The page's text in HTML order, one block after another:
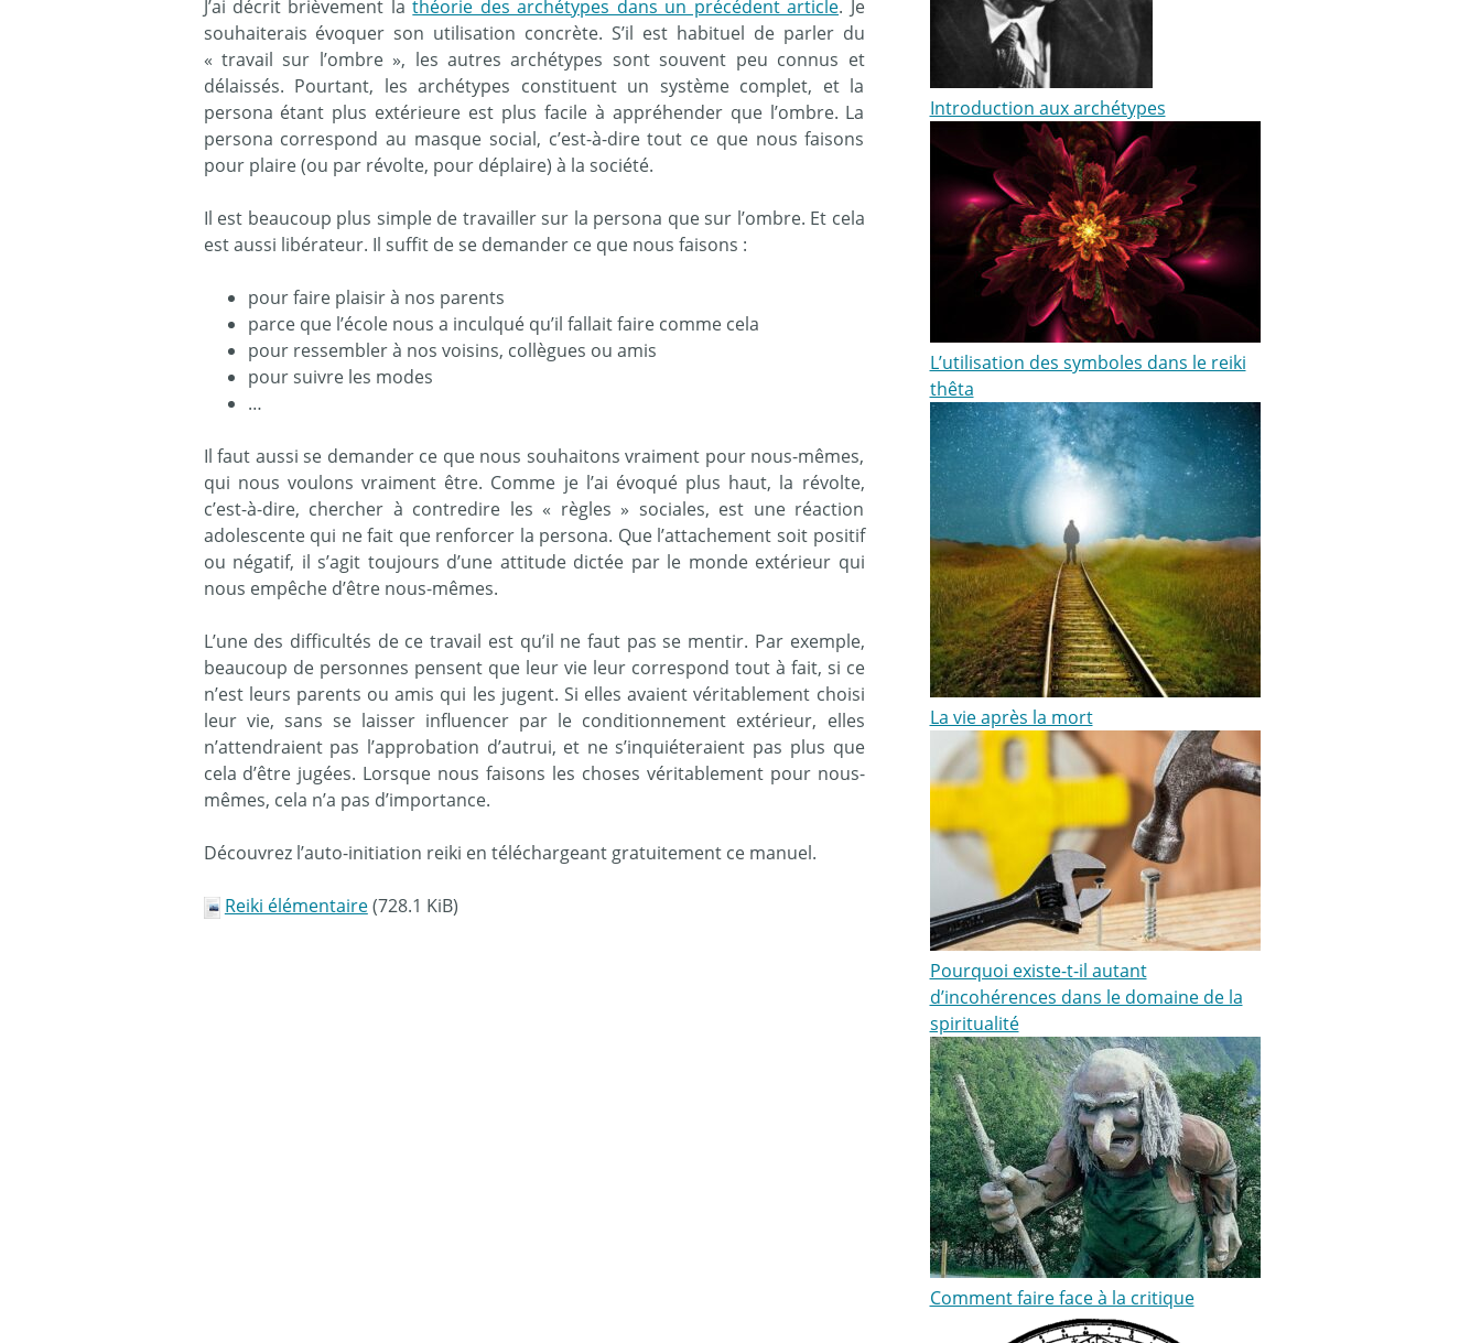
J’ai décrit brièvement lathéorie des archétypes dans un précédent article. Je
souhaiterais évoquer son utilisation concrète. S’il est habituel de parler du
« travail sur l’ombre », les autres archétypes sont souvent peu connus et
délaissés. Pourtant, les archétypes constituent un système complet, et la
persona étant plus extérieure est plus facile à appréhender que l’ombre. La
persona correspond au masque social, c’est-à-dire tout ce que nous faisons
pour plaire (ou par révolte, pour déplaire) à la société.
Il est beaucoup plus simple de travailler sur la persona que sur l’ombre. Et cela
est aussi libérateur. Il suffit de se demander ce que nous faisons :
pour faire plaisir à nos parents
parce que l’école nous a inculqué qu’il fallait faire comme cela
pour ressembler à nos voisins, collègues ou amis
pour suivre les modes
…
Il faut aussi se demander ce que nous souhaitons vraiment pour nous-mêmes,
qui nous voulons vraiment être. Comme je l’ai évoqué plus haut, la révolte,
c’est-à-dire, chercher à contredire les « règles » sociales, est une réaction
adolescente qui ne fait que renforcer la persona. Que l’attachement soit positif
ou négatif, il s’agit toujours d’une attitude dictée par le monde extérieur qui
nous empêche d’être nous-mêmes.
L’une des difficultés de ce travail est qu’il ne faut pas se mentir. Par exemple,
beaucoup de personnes pensent que leur vie leur correspond tout à fait, si ce
n’est leurs parents ou amis qui les jugent. Si elles avaient véritablement choisi
leur vie, sans se laisser influencer par le conditionnement extérieur, elles
n’attendraient pas l’approbation d’autrui, et ne s’inquiéteraient pas plus que
cela d’être jugées. Lorsque nous faisons les choses véritablement pour nous-
mêmes, cela n’a pas d’importance.
Découvrez l’auto-initiation reiki en téléchargeant gratuitement ce manuel.
Reiki élémentaire(728.1 KiB)
Introduction aux archétypes
L’utilisation des symboles dans le reiki
thêta
La vie après la mort
Pourquoi existe-t-il autant
d’incohérences dans le domaine de la
spiritualité
Comment faire face à la critique